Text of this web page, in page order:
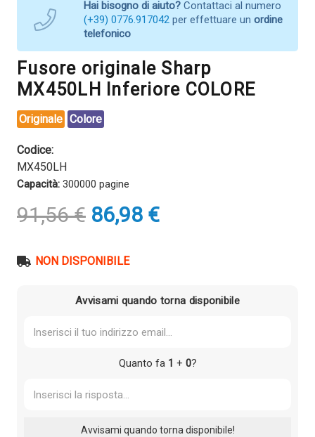
Hai bisogno di aiuto? Contattaci al numero
(+39) 0776.917042 per effettuare un ordine
telefonico
Fusore originale Sharp
MX450LH Inferiore COLORE
Originale Colore
Codice:
MX450LH
Capacità: 300000 pagine
91,56€ Il
prezzo
era:
86,98 €Il
prezzo
NON DISPONIBILE
Avvisami quando torna disponibile
Quanto fa 1 + 0?